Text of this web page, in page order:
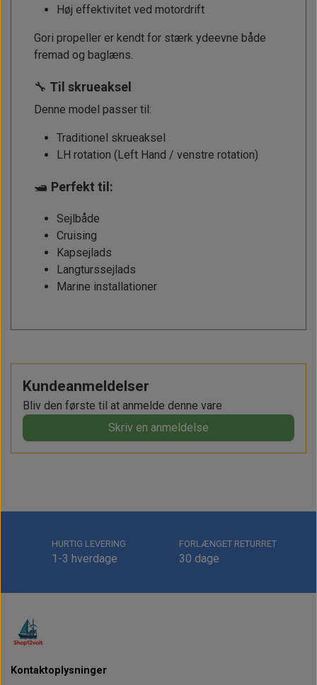
Høj effektivitet ved motordrift
Gori propeller er kendt for stærk ydeevne både
fremad og baglæns.
🔧 Til skrueaksel
Denne model passer til:
Traditionel skrueaksel
LH rotation (Left Hand / venstre rotation)
🛥️ Perfekt til:
Sejlbåde
Cruising
Kapsejlads
Langturssejlads
Marine installationer
Kundeanmeldelser
Bliv den første til at anmelde denne vare
Skriv en anmeldelse
HURTIG LEVERING
1-3 hverdage
FORLÆNGET RETURRET
30 dage
Kontaktoplysninger